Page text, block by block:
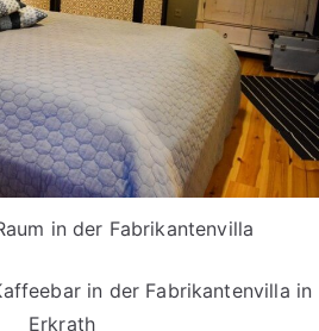
in der Fabrikantenvilla